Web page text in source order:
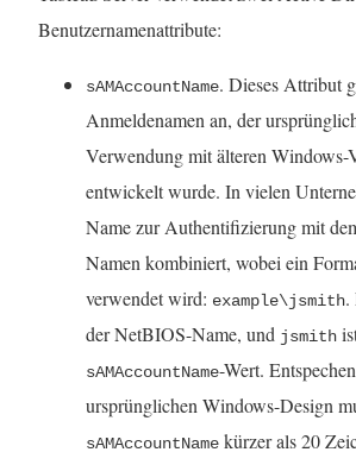
i
k
w
i
r
d
i
n
n
e
u
e
Benutzernamenattribute:
sAMAccountName. Dieses Attribut
Anmeldenamen an, der
Verwendung mit älteren Windows-
entwickelt wurde. In vielen
Name zur Authentifizierung mit
Namen kombiniert, wobei ein
verwendet wird: example\jsmith.
der NetBIOS-Name, und jsmith
sAMAccountName-Wert.
ursprünglichen Windows-Design
sAMAccountName kürzer als 20